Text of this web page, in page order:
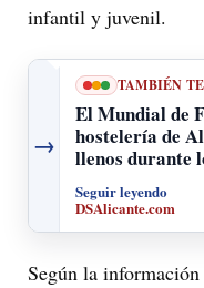
infantil y juvenil.
→
TAMBIÉN
El Mundial de
hostelería de
llenos durante
Seguir leyendo
DSAlicante.com
Según la